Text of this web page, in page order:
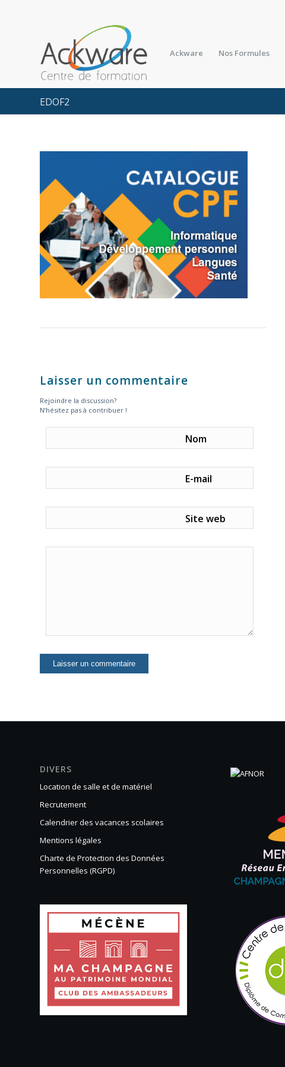
Ackware Nos Formules
EDOF2
Laisser un commentaire
Rejoindre la discussion?
N’hésitez pas à contribuer !
Nom
E-mail
Site web
DIVERS
Location de salle et de matériel
Recrutement
Calendrier des vacances scolaires
Mentions légales
Charte de Protection des Données
Personnelles (RGPD)